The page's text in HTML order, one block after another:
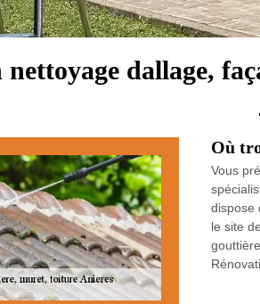
dallage,
Où
Vous
dispose
le site